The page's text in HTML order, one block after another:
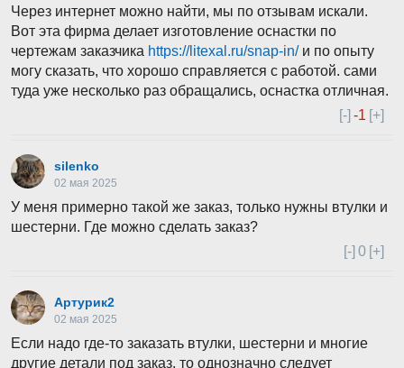
Через интернет можно найти, мы по отзывам искали.
Вот эта фирма делает изготовление оснастки по
чертежам заказчика https://litexal.ru/snap-in/и по опыту
могу сказать, что хорошо справляется с работой. сами
туда уже несколько раз обращались, оснастка отличная.
[-] -1 [+]
silenko
02 мая 2025
У меня примерно такой же заказ, только нужны втулки и
шестерни. Где можно сделать заказ?
[-] 0 [+]
Артурик2
02 мая 2025
Если надо где-то заказать втулки, шестерни и многие
другие детали под заказ, то однозначно следует